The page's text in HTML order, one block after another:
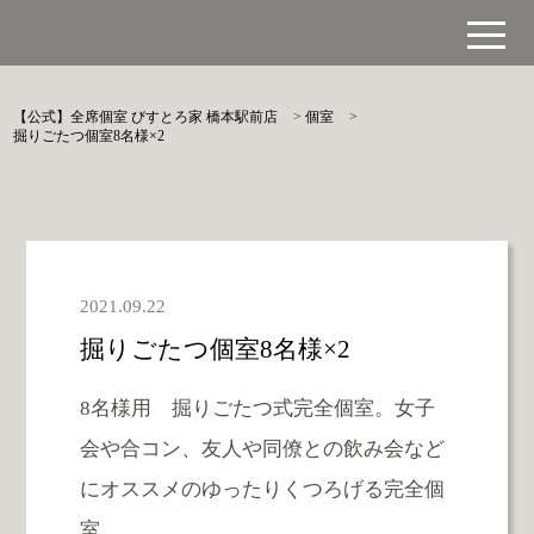
【公式】全席個室 びすとろ家 橋本駅前店 >個室
>
掘りごたつ個室8名様×2
2021.09.22
掘りごたつ個室8名様×2
8名様用 掘りごたつ式完全個室。女子
会や合コン、友人や同僚との飲み会など
にオススメのゆったりくつろげる完全個